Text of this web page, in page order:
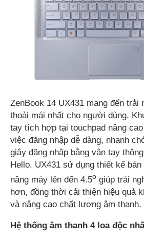
ZenBook 14 UX431 mang đến trải
thoải mái nhất cho người dùng.
tay tích hợp tại touchpad nâng
việc đăng nhập dễ dàng, nhanh
giây đăng nhập bằng vân tay
Hello. UX431 sử dụng thiết kế
nâng máy lên đến 4.5o giúp trải
hơn, đồng thời cải thiện hiệu quả
và nâng cao chất lượng âm thanh.
Hệ thống âm thanh 4 loa độc